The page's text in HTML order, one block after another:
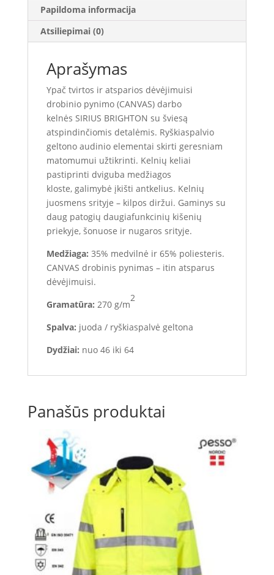
Papildoma informacija
Atsiliepimai (0)
Aprašymas
Ypač tvirtos ir atsparios dėvėjimuisi
drobinio pynimo (CANVAS) darbo
kelnės SIRIUS BRIGHTON su šviesą
atspindinčiomis detalėmis. Ryškiaspalvio
geltono audinio elementai skirti geresniam
matomumui užtikrinti. Kelnių keliai
pastiprinti dviguba medžiagos
kloste, galimybė įkišti antkelius. Kelnių
juosmens srityje – kilpos diržui. Gaminys su
daug patogių daugiafunkcinių kišenių
priekyje, šonuose ir nugaros srityje.
Medžiaga: 35% medvilnė ir 65% poliesteris.
CANVAS drobinis pynimas – itin atsparus
dėvėjimuisi.
Gramatūra: 270 g/m
2
Spalva: juoda / ryškiaspalvė geltona
Dydžiai: nuo 46 iki 64
Panašūs produktai